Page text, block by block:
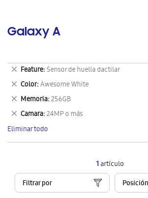
Galaxy A
1artículo
Filtrar por
Feature Sensor de huella dactilar
Eliminar
este
artículo
Color Awesome White
Eliminar
este
artículo
Memoria 256GB
Eliminar
este
artículo
Camara 24MP o más
Eliminar
este
artículo
Eliminar todo